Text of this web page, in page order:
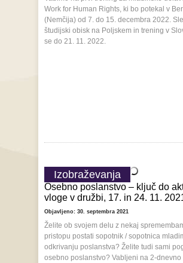
Work for Human Rights, ki bo potekal v
(Nemčija) od 7. do 15. decembra 2022.
študijski obisk na Poljskem in trening v
se do 21. 11. 2022.
Izobraževanja
Osebno poslanstvo – ključ do
vloge v družbi, 17. in 24. 11.
Objavljeno: 30. septembra 2021
Želite ob svojem delu z nekaj
pristopu postati sopotnik / sopotnica
odkrivanju poslanstva? Želite tudi sami
osebno poslanstvo? Vabljeni na 2-dnevno